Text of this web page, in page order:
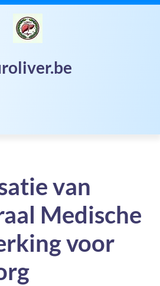
van
Medische
voor